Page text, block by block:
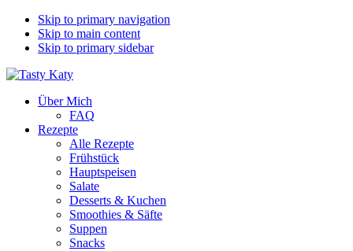
Skip to primary navigation
Skip to main content
Skip to primary sidebar
Über Mich
FAQ
Rezepte
Alle Rezepte
Frühstück
Hauptspeisen
Salate
Desserts & Kuchen
Smoothies & Säfte
Suppen
Snacks